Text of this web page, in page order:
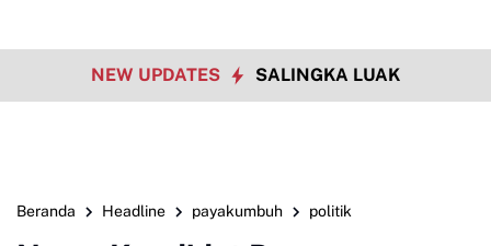
NEW UPDATES SALINGKA LUAK
Beranda Headline payakumbuh politik